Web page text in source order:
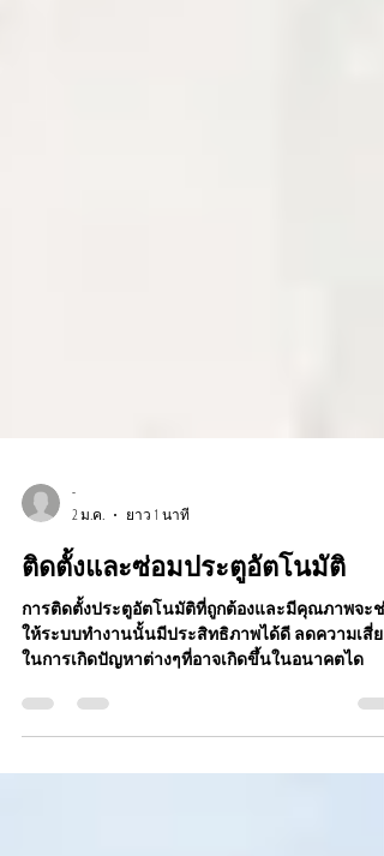
-
2 ม.ค.
ยาว 1 นาที
ติดตั้งและซ่อมประตูอัตโนมัติ
การติดตั้งประตูอัตโนมัติที่ถูกต้องและมีคุณภาพจะช่
ในการเกิดปัญหาต่างๆที่อาจเกิดขึ้นในอนาคตได